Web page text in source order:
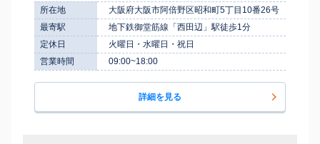
所在地
大阪府大阪市阿倍野区昭和町5丁目10番26号
最寄駅
地下鉄御堂筋線「西田辺」駅徒歩1分
定休日
火曜日・水曜日・祝日
営業時間
09:00~18:00
詳細を見る